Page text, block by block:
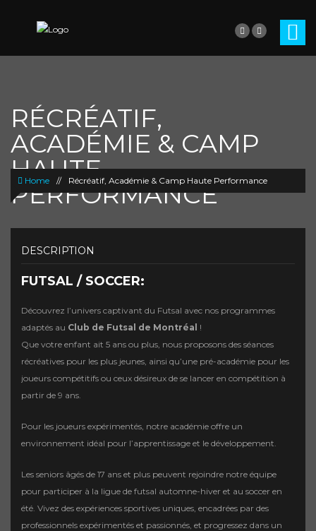
RÉCRÉATIF,
ACADÉMIE & CAMP
HAUTE
PERFORMANCE
Home // Récréatif, Académie & Camp Haute Performance
DESCRIPTION
FUTSAL / SOCCER:
Découvrez l’univers captivant du Futsal avec nos programmes
adaptés au Club de Futsal de Montréal !
Que votre enfant ait 5 ans ou plus, nous proposons des séances
récréatives pour les plus jeunes, ainsi qu’une pré-académie pour les
joueurs compétitifs ou ceux désireux de se lancer en compétition à
partir de 9 ans.
Pour les joueurs expérimentés, notre académie offre un
environnement idéal pour l’apprentissage et le développement.
Les seniors âgés de 17 ans et plus peuvent rejoindre notre équipe
pour participer à la ligue de futsal automne-hiver et au soccer en
été. Vivez des expériences sportives uniques, encadrées par des
professionnels expérimentés et passionnés, et progressez dans un